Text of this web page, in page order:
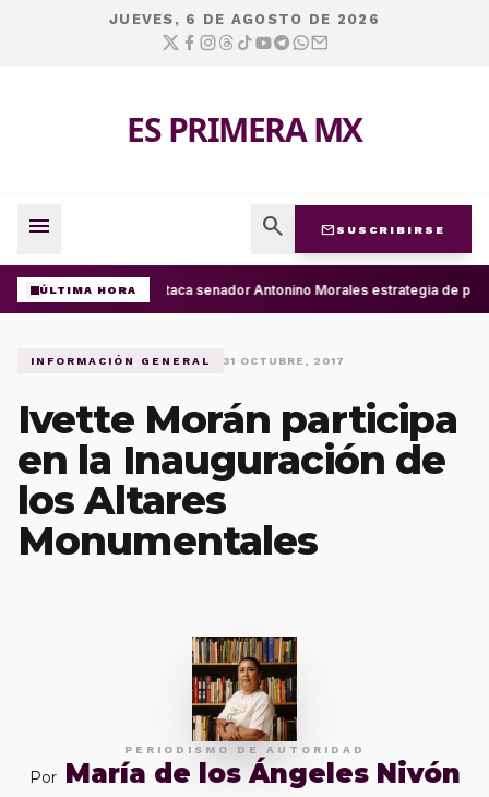
JUEVES, 6 DE AGOSTO DE 2026
ES PRIMERA MX
menu search mail SUSCRIBIRSE
ÚLTIMA HORA Destaca senador Antonino Morales estrategia de
INFORMACIÓN GENERAL 31 OCTUBRE, 2017
Ivette Morán participa
en la Inauguración de
los Altares
Monumentales
PERIODISMO DE AUTORIDAD
Por María de los Ángeles Nivón